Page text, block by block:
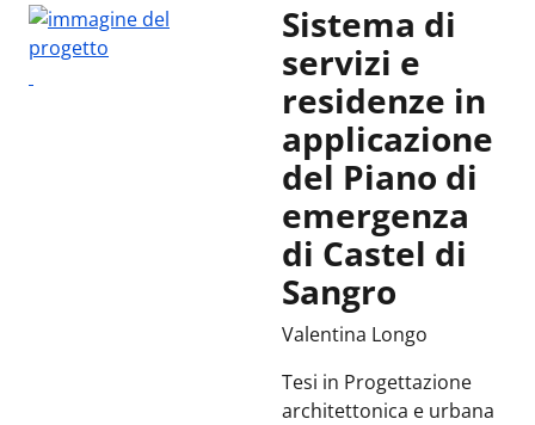
Sistema di
servizi e
residenze in
applicazione
del Piano di
emergenza
di Castel di
Sangro
Valentina Longo
Tesi in Progettazione
architettonica e urbana